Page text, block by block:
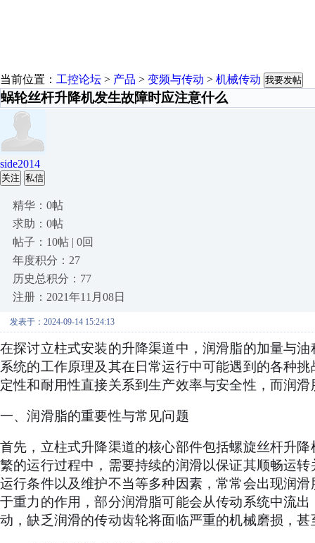
当前位置： 工控论坛 > 产品 > 变频与传动 > 机械传动 我要发帖
蜗轮丝杆升降机发生故障时应注意什么
side2014
关注 私信
精华：0帖
求助：0帖
帖子：10帖 | 0回
年度积分：27
历史总积分：77
注册：2021年11月08日
发表于：2024-09-14 15:24:13
在探讨立柱式安装的升降渠道中，润滑脂的加量与
系统的工作原理及其在日常运行中可能遇到的各种
定性和耐用性直接关系到生产效率与安全性，而润
一、润滑脂的重要性与常见问题
首先，立柱式升降渠道的核心部件包括螺旋丝杆升
繁的运行过程中，需要持续的润滑以保证其顺畅运
运行条件以及维护不当等多种因素，常常会出现润
于重力的作用，部分润滑脂可能会从传动系统中流
动，缺乏润滑的传动齿轮将面临严重的机械磨损，